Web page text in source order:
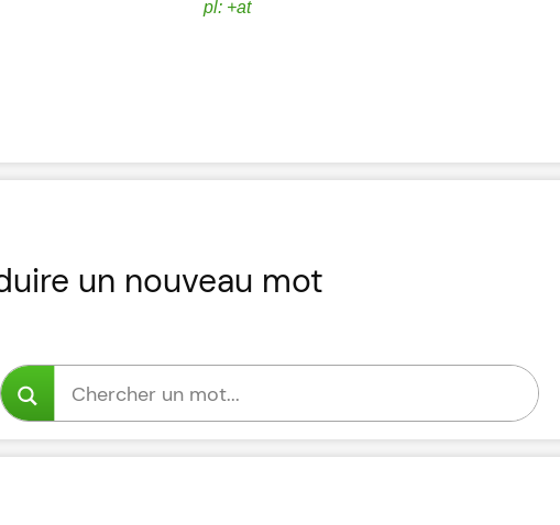
pl: +at
un nouveau mot